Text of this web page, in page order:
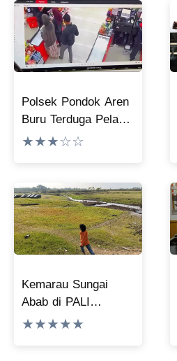
Polsek Pondok Aren
Buru Terduga Pelaku
Rekam Bawah Rok
★★★☆☆
Kemarau Sungai
Abab di PALI
Biasanya Sedada,
★★★★★